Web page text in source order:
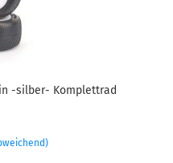
-silber- Komplettrad